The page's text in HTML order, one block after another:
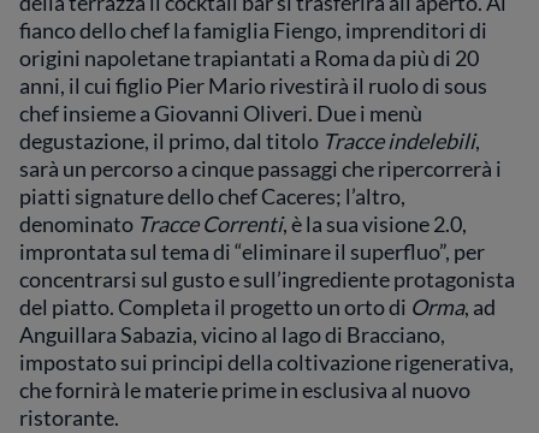
fianco dello chef la famiglia Fiengo, imprenditori di
origini napoletane trapiantati a Roma da più di 20
anni, il cui figlio Pier Mario rivestirà il ruolo di sous
chef insieme a Giovanni Oliveri. Due i menù
degustazione, il primo, dal titolo Tracce indelebili,
sarà un percorso a cinque passaggi che ripercorrerà i
piatti signature dello chef Caceres; l’altro,
denominato Tracce Correnti, è la sua visione 2.0,
improntata sul tema di “eliminare il superfluo”, per
concentrarsi sul gusto e sull’ingrediente protagonista
del piatto. Completa il progetto un orto di Orma, ad
Anguillara Sabazia, vicino al lago di Bracciano,
impostato sui principi della coltivazione rigenerativa,
che fornirà le materie prime in esclusiva al nuovo
ristorante.